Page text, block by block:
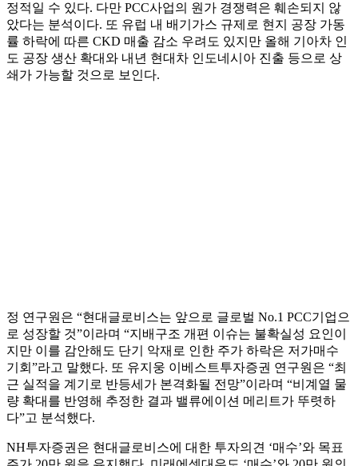
정적일 수 있다. 다만 PCC사업의 원가 경쟁력은 훼손되지 않
았다는 분석이다. 또 유럽 내 배기가스 규제로 현지 공장 가동
률 하락에 따른 CKD 매출 감소 우려도 있지만 올해 기아차 인
도 공장 생산 확대와 내년 현대차 인도네시아 진출 등으로 상
쇄가 가능할 것으로 보인다.
정 연구원은 “현대글로비스는 앞으로 글로벌 No.1 PCC기업으
로 성장할 것”이라며 “지배구조 개편 이슈는 불확실성 요인이
지만 이를 감안해도 단기 악재로 인한 주가 하락은 저가매수
기회”라고 말했다. 또 유지웅 이베스트투자증권 연구원은 “최
근 실적을 계기로 반등세가 본격화될 전망”이라며 “비계열 물
량 확대를 반영해 추정한 결과 밸류에이션 메리트가 뚜렷하
다”고 분석했다.
NH투자증권은 현대글로비스에 대한 투자의견 ‘매수’와 목표